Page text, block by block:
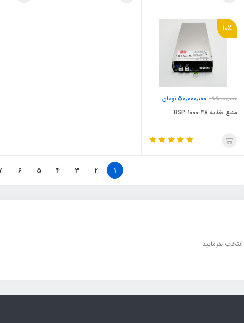
10٪
55,000,000
50,000,000 تومان
منبع تغذیه RSP-1000-48
1
2
3
4
5
6
انتخاب بفرمایید